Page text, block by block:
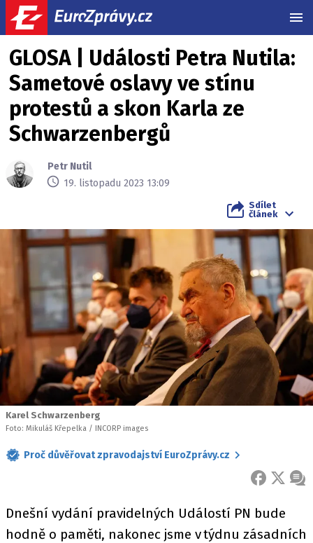
GLOSA | Události Petra Nutila:
Sametové oslavy ve stínu
protestů a skon Karla ze
Schwarzenbergů
Petr Nutil
19. listopadu 2023 13:09
Sdílet
článek
Karel Schwarzenberg
Foto: Mikuláš Křepelka / INCORP images
Proč důvěřovat zpravodajství EuroZprávy.cz
FACEBOOK
X
Dnešní vydání pravidelných Událostí PN bude
hodně o paměti, nakonec jsme v týdnu zásadních